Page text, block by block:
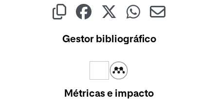
Gestor bibliográfico
Métricas e impacto